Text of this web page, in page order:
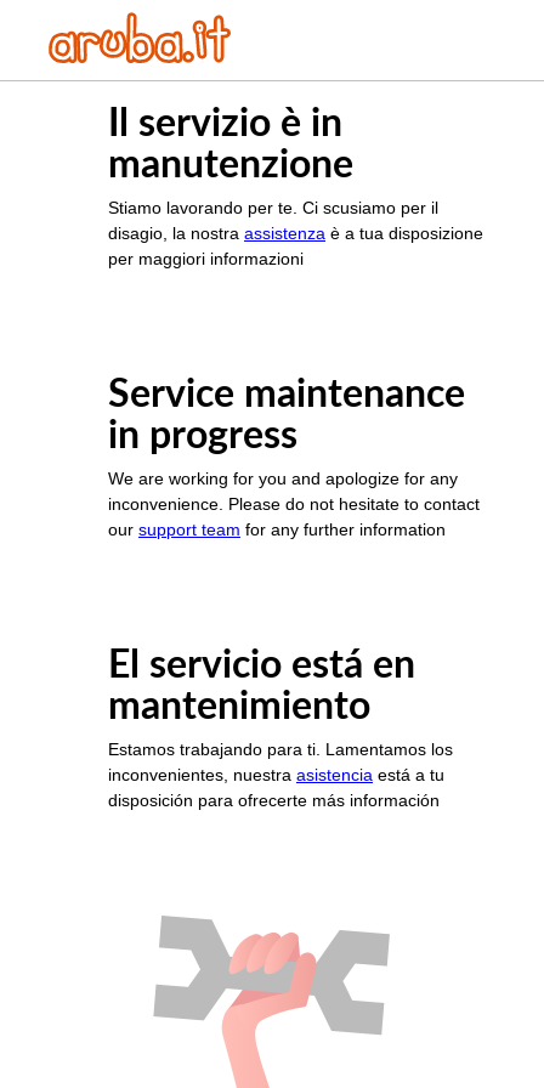
Il servizio è in
manutenzione
Stiamo lavorando per te. Ci scusiamo per il
disagio, la nostra assistenza è a tua disposizione
per maggiori informazioni
Service maintenance
in progress
We are working for you and apologize for any
inconvenience. Please do not hesitate to contact
our support team for any further information
El servicio está en
mantenimiento
Estamos trabajando para ti. Lamentamos los
inconvenientes, nuestra asistencia está a tu
disposición para ofrecerte más información